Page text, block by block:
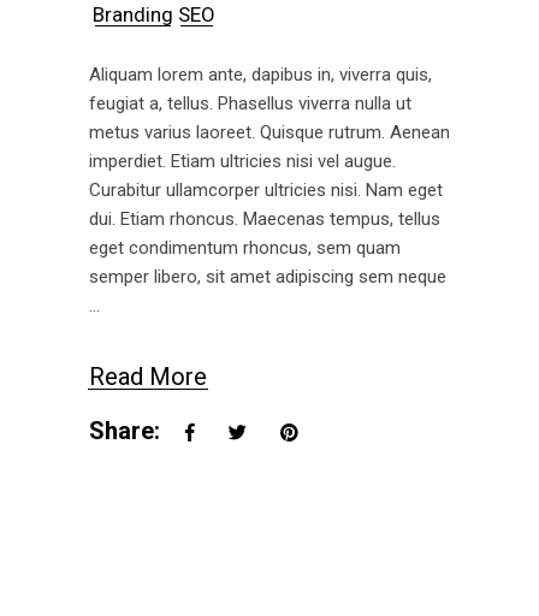
Branding SEO
Aliquam lorem ante, dapibus in, viverra quis,
feugiat a, tellus. Phasellus viverra nulla ut
metus varius laoreet. Quisque rutrum. Aenean
imperdiet. Etiam ultricies nisi vel augue.
Curabitur ullamcorper ultricies nisi. Nam eget
dui. Etiam rhoncus. Maecenas tempus, tellus
eget condimentum rhoncus, sem quam
semper libero, sit amet adipiscing sem neque
Read More
Share: